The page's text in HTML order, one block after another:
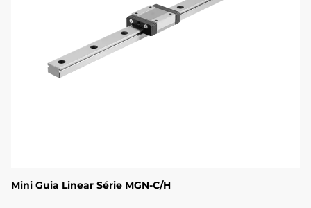
Mini Guia Linear Série MGN-C/H